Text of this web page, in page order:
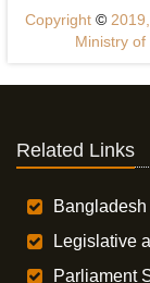
Copyright ©2019,
Ministry
Related Links
Legislative
Parliament